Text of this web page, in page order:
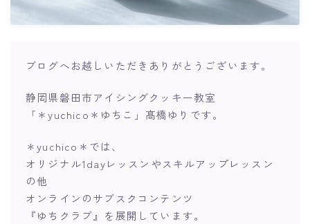
ブログへお越しいただきありがとうございます。
静岡県磐田市アイシングクッキー教室
「＊yuchico＊ゆちこ」髙橋ゆりです。
＊yuchico＊では、
オリジナル1dayレッスンやスキルアップレッスン
の他
オンラインのサブスクコンテンツ
『ゆちクラブ』を展開しています。